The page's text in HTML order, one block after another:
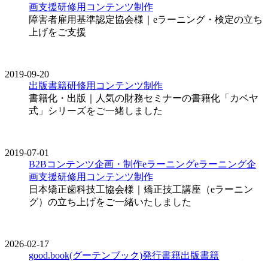
画支援研修用コンテンツ制作
障害者雇用基準認定協会様｜eラーニング・検定の立ち
上げをご支援
2019-09-20
出版書籍研修用コンテンツ制作
書籍化・出版｜人気の財務セミナーの書籍化「カベヤ
式」シリーズをご一緒しました
2019-07-01
B2Bコンテンツ企画・制作eラーニングeラーニング企
画支援研修用コンテンツ制作
日本矯正歯科技工協会様｜矯正技工講座（eラーニン
グ）の立ち上げをご一緒いたしました
2026-02-17
good.book(グーテンブック)発行書籍出版書籍